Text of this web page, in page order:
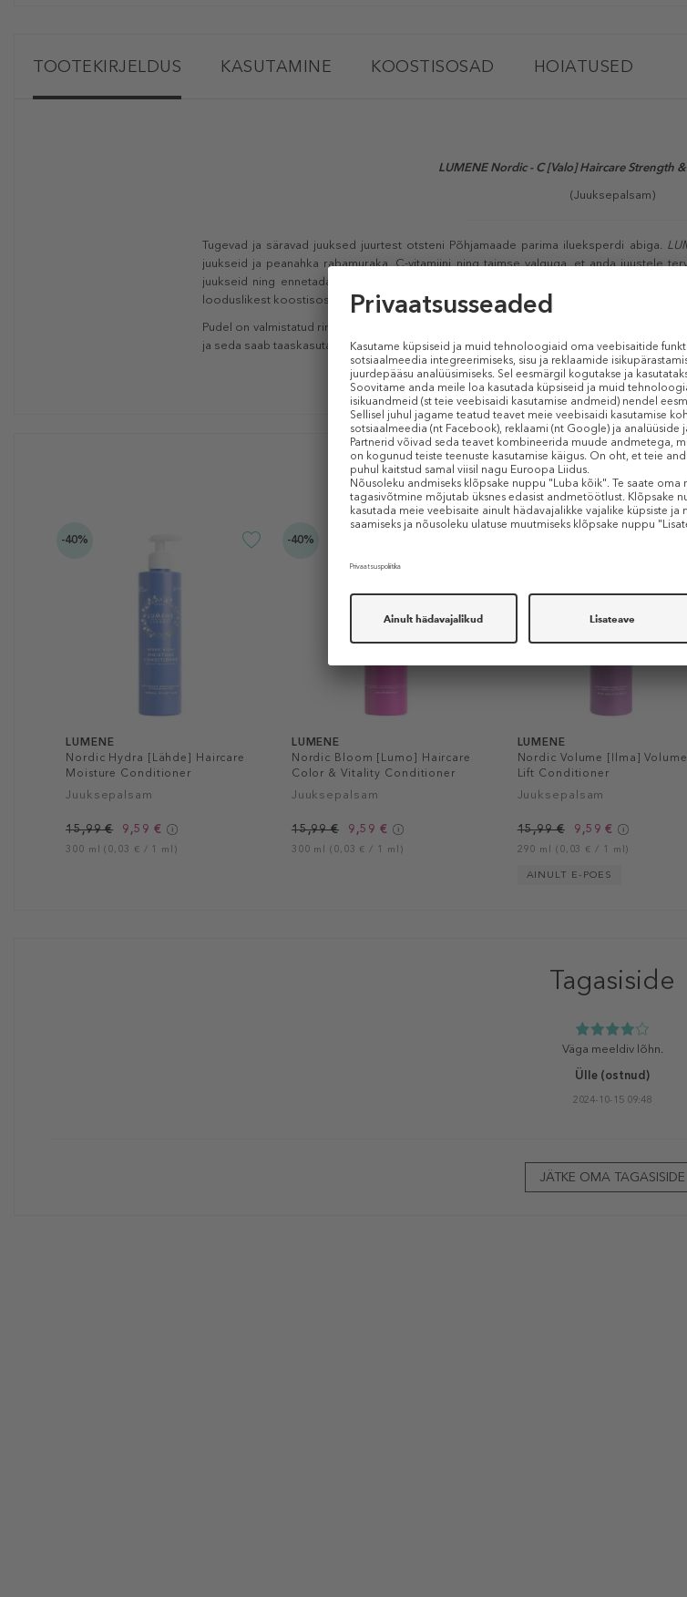
TOOTEKIRJELDUS KASUTAMINE KOOSTISOSAD HOIATUSED
LUMENE Nordic - C [Valo] Haircare Strength
(Juuksepalsam)
Tugevad ja säravad juuksed juurtest otsteni Põhjamaade parima ilueksperdi abiga.
juukseid ja peanahka rabamuraka, C-vitamiini ning taimse valguga, et anda juustele
juukseid ning ennetada nende kahjustusi. Kõik meie juuksehooldustooted sobivad
looduslikest koostisosadest.
Pudel on valmistatud ringlussevõetud plastist ja seda saab taaskasutada. Selleks
ja seda saab taaskasutada. Selleks eraldage enne kõik osad. Järgige kohalike
Sarnased
-40%
LUMENE
Nordic Hydra [Lähde] Haircare
Moisture Conditioner
Juuksepalsam
15,99 € 9,59 €
300 ml (0,03 € / 1 ml)
-40%
LUMENE
Nordic Bloom [Lumo] Haircare
Color & Vitality Conditioner
Juuksepalsam
15,99 € 9,59 €
300 ml (0,03 € / 1 ml)
LUMENE
Nordic Volume [Ilma]
Lift Conditioner
Juuksepalsam
15,99 € 9,59 €
290 ml (0,03 € / 1 ml)
AINULT E-POES
Tagasiside
Väga meeldiv lõhn.
Ülle (ostnud)
2024-10-15 09:48
JÄTKE OMA TAGASISIDE